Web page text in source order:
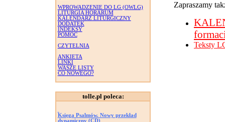
WPROWADZENIE DO LG (OWLG)
LITURGIA HORARUM
KALENDARZ LITURGICZNY
DODATEK
INDEKSY
POMOC
CZYTELNIA
ANKIETA
LINKI
WASZE LISTY
CO NOWEGO?
tolle.pl poleca:
Księga Psalmów. Nowy przekład
dynamiczny (CD)
Zapraszamy
Teksty